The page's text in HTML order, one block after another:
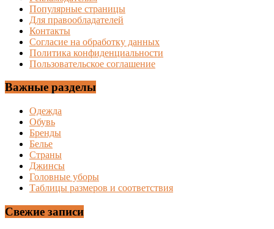
Популярные страницы
Для правообладателей
Контакты
Согласие на обработку данных
Политика конфиденциальности
Пользовательское соглашение
Важные разделы
Одежда
Обувь
Бренды
Белье
Страны
Джинсы
Головные уборы
Таблицы размеров и соответствия
Свежие записи